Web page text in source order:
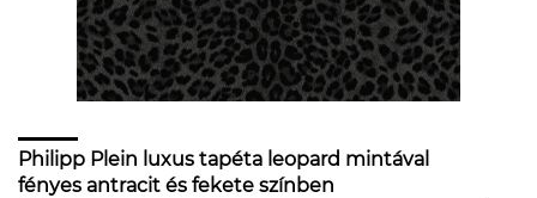
Philipp Plein luxus tapéta leopard mintával
fényes antracit és fekete színben